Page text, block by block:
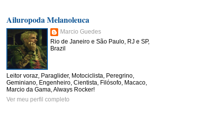
Ailuropoda Melanoleuca
Marcio Guedes
Rio de Janeiro e São Paulo, RJ e SP,
Brazil
Leitor voraz, Paraglider, Motociclista, Peregrino,
Geminiano, Engenheiro, Cientista, Filósofo, Macaco,
Marcio da Gama, Always Rocker!
Ver meu perfil completo